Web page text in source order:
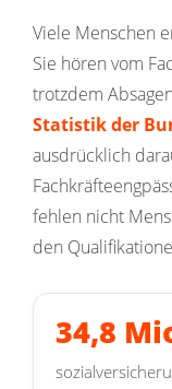
Viele Menschen
Sie hören vom
trotzdem
Statistik der
ausdrücklich
fehlen nicht
den
34,8